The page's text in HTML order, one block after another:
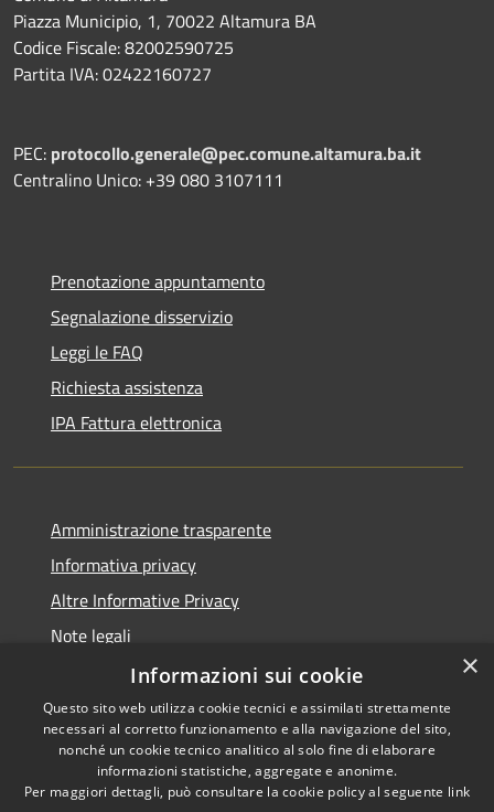
Piazza Municipio, 1, 70022 Altamura BA
Codice Fiscale: 82002590725
Partita IVA: 02422160727
PEC: protocollo.generale@pec.comune.altamura.ba.it
Centralino Unico: +39 080 3107111
Prenotazione appuntamento
Segnalazione disservizio
Leggi le FAQ
Richiesta assistenza
IPA Fattura elettronica
Amministrazione trasparente
Informativa privacy
Altre Informative Privacy
Note legali
Dichiarazione di accessibilità
RSS
Copyright © 2026 • Comune di
×
Informazioni sui cookie
Questo sito web utilizza cookie tecnici e assimilati strettamente
necessari al corretto funzionamento e alla navigazione del sito,
nonché un cookie tecnico analitico al solo fine di elaborare
informazioni statistiche, aggregate e anonime.
Per maggiori dettagli, può consultare la cookie policy al seguente link